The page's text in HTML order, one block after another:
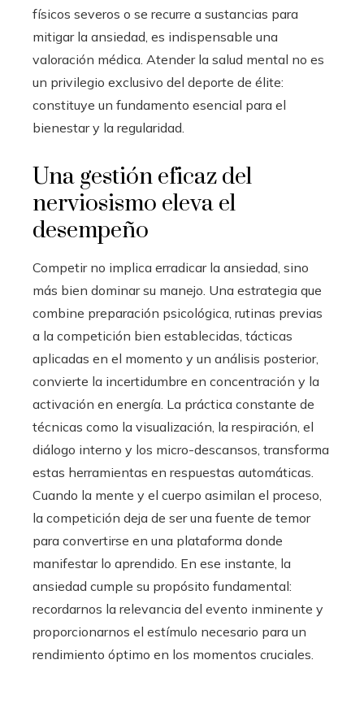
físicos severos o se recurre a sustancias para
mitigar la ansiedad, es indispensable una
valoración médica. Atender la salud mental no es
un privilegio exclusivo del deporte de élite:
constituye un fundamento esencial para el
bienestar y la regularidad.
Una gestión eficaz del
nerviosismo eleva el
desempeño
Competir no implica erradicar la ansiedad, sino
más bien dominar su manejo. Una estrategia que
combine preparación psicológica, rutinas previas
a la competición bien establecidas, tácticas
aplicadas en el momento y un análisis posterior,
convierte la incertidumbre en concentración y la
activación en energía. La práctica constante de
técnicas como la visualización, la respiración, el
diálogo interno y los micro-descansos, transforma
estas herramientas en respuestas automáticas.
Cuando la mente y el cuerpo asimilan el proceso,
la competición deja de ser una fuente de temor
para convertirse en una plataforma donde
manifestar lo aprendido. En ese instante, la
ansiedad cumple su propósito fundamental:
recordarnos la relevancia del evento inminente y
proporcionarnos el estímulo necesario para un
rendimiento óptimo en los momentos cruciales.